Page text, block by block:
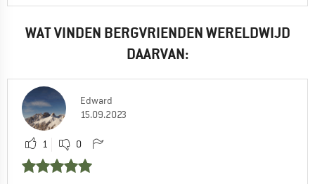
WAT VINDEN BERGVRIENDEN WERELDWIJD
DAARVAN:
Edward
15.09.2023
1 0